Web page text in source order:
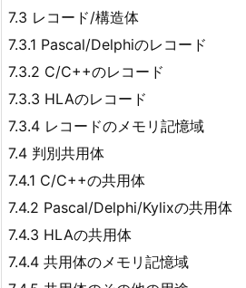
7.3 レコード/構造体
7.3.1 Pascal/Delphiのレコード
7.3.2 C/C++のレコード
7.3.3 HLAのレコード
7.3.4 レコードのメモリ記憶域
7.4 判別共用体
7.4.1 C/C++の共用体
7.4.2 Pascal/Delphi/Kylixの共用体
7.4.3 HLAの共用体
7.4.4 共用体のメモリ記憶域